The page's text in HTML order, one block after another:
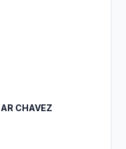
CHACON
CHAVEZ